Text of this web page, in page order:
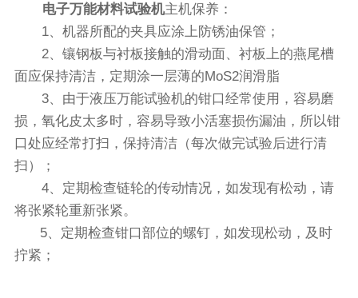
电子万能材料试验机主机保养：
1、机器所配的夹具应涂上防锈油保管；
2、镶钢板与衬板接触的滑动面、衬板上的燕尾槽
面应保持清洁，定期涂一层薄的MoS2润滑脂
3、由于液压万能试验机的钳口经常使用，容易磨
损，氧化皮太多时，容易导致小活塞损伤漏油，所以钳
口处应经常打扫，保持清洁（每次做完试验后进行清
扫）；
4、定期检查链轮的传动情况，如发现有松动，请
将张紧轮重新张紧。
5、定期检查钳口部位的螺钉，如发现松动，及时
拧紧；